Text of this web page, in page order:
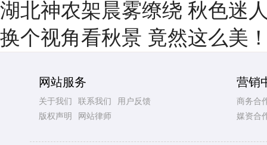
湖北神农架晨雾缭绕 秋色迷
换个视角看秋景 竟然这么美
网站服务
关于我们 联系我们
用户反馈
版权声明
网站律师
营销
商务合
媒资合